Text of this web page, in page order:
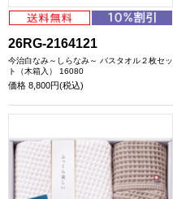
26RG-2164121
今治白なみ～しらなみ～ バスタオル２枚セッ
ト（木箱入） 16080
価格 8,800円(税込)